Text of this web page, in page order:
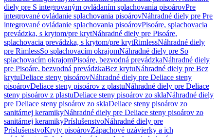
diely pre S integrovaným ovládaním splachovania pisoárovPre
integrované ovládanie splachovania pisoárovNáhradné diely pre Pre
integrované ovládanie splachovania pisoárovPisoáre, splachovacia
prevádzka, s krytom/pre krytNáhradné diely pre Pisoáre,
splachovacia prevádzka, s krytom/pre krytRimlessNáhradné diely
pre RimlessSo splachovacím okrajomNáhradné diely pre So
splachovacím okrajomPisoáre, bezvodná prevádzkaNáhradné diely
pre Pisoáre, bezvodná prevádzkaBez krytuNáhradné diely pre Bez
krytuDeliace steny pisoárovNáhradné diely pre Deliace steny
pisoárovDeliace steny pisoárov z plastuNáhradné diely pre Deliace
steny pisoárov z plastuDeliace steny pisoárov zo sklaNáhradné diely
pre Deliace steny pisoárov zo sklaDeliace steny pisoárov zo
sanitárnej keramikyNáhradné diely pre Deliace steny pisoárov zo
sanitárnej keramikyPríslušenstvoNáhradné diely pre
PríslušenstvoKryty pisoárovZápachové uzávierky a ich